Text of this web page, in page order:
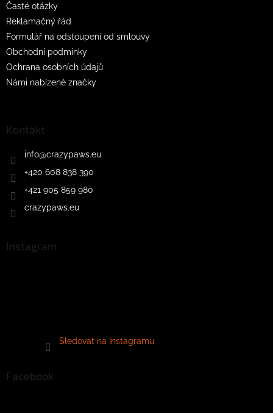
s
Časté otázky
Reklamačný řád
Formulář na odstoupení od smlouvy
Obchodní podmínky
Ochrana osobních údajů
Námi nabízené značky
Kontakt
info@crazypaws.eu
+420 608 838 390
+421 905 859 980
crazypaws.eu
Instagram
Sledovat na Instagramu
Facebook